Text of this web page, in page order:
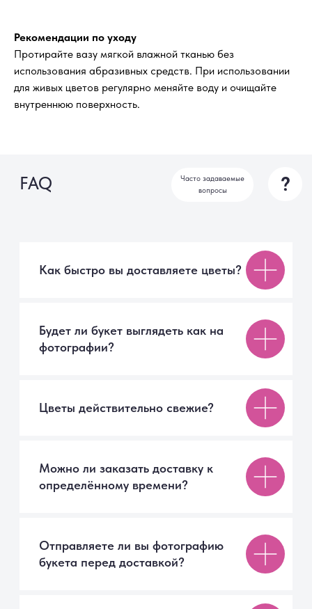
Рекомендации по уходу
Протирайте вазу мягкой влажной тканью без
использования абразивных средств. При использовании
для живых цветов регулярно меняйте воду и очищайте
внутреннюю поверхность.
Можно ли заказать доставку к
определённому времени?
Если получателя нет дома?
г. Санкт-Петербург